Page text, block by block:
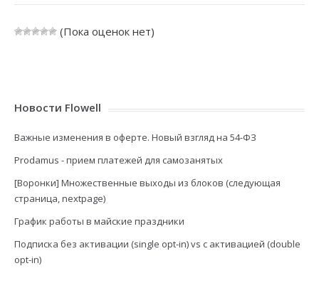
(Пока оценок нет)
Новости Flowell
Важные изменения в оферте. Новый взгляд на 54-ФЗ
Prodamus - прием платежей для самозанятых
[Воронки] Множественные выходы из блоков (следующая
страница, nextpage)
График работы в майские праздники
Подписка без активации (single opt-in) vs с активацией (double
opt-in)